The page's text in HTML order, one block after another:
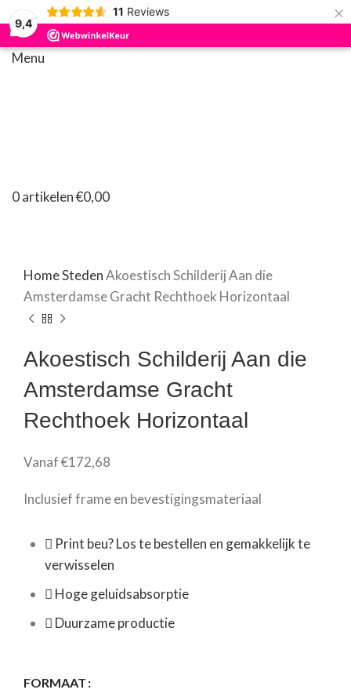
9,4
11 Reviews ×
Menu
0artikelen€0,00
HomeStedenAkoestisch Schilderij Aan die
Amsterdamse Gracht Rechthoek Horizontaal
Akoestisch Schilderij Aan die
Amsterdamse Gracht
Rechthoek Horizontaal
Vanaf€172,68
Inclusief frame en bevestigingsmateriaal
Print beu? Los te bestellen en gemakkelijk te
verwisselen
Hoge geluidsabsorptie
Duurzame productie
FORMAAT